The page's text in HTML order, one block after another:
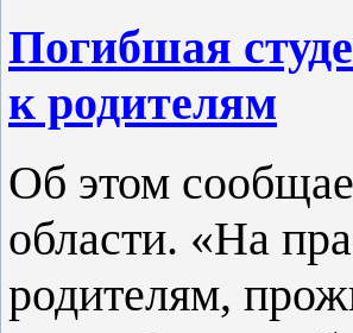
Погибшая
к родителям
Об этом
области. «На
родителям,